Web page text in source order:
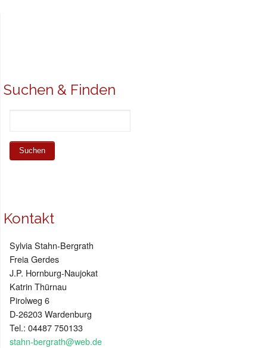
Suchen & Finden
Kontakt
Sylvia Stahn-Bergrath
Freia Gerdes
J.P. Hornburg-Naujokat
Katrin Thürnau
Pirolweg 6
D-26203 Wardenburg
Tel.: 04487 750133
stahn-bergrath@web.de